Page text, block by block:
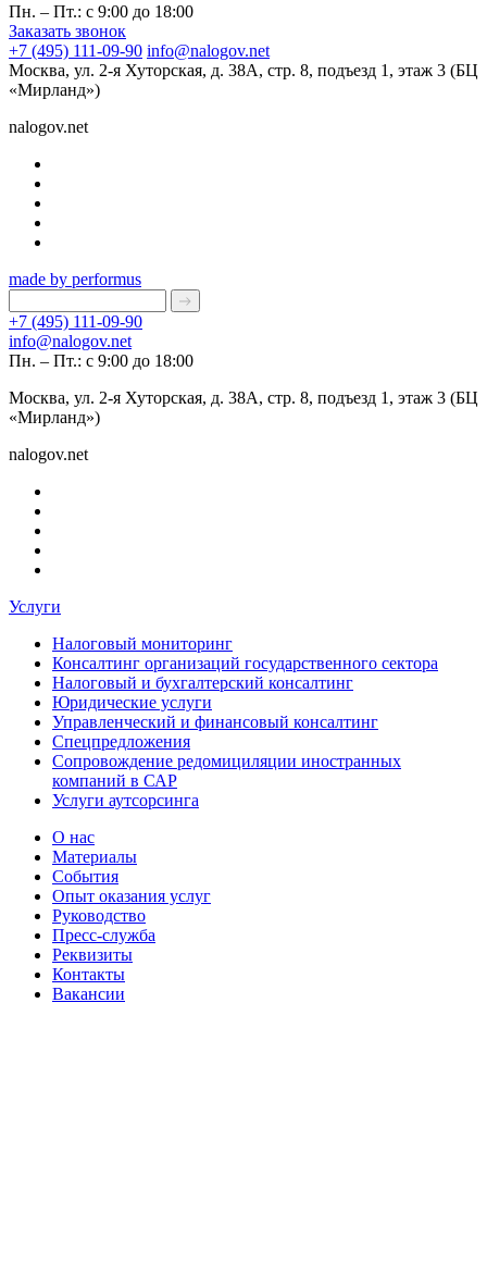
Пн. – Пт.: с 9:00 до 18:00
Заказать звонок
+7 (495) 111-09-90 info@nalogov.net
Москва, ул. 2-я Хуторская, д. 38А, стр. 8, подъезд 1, этаж 3 (БЦ
«Мирланд»)
nalogov.net
made by performus
+7 (495) 111-09-90
info@nalogov.net
Пн. – Пт.: с 9:00 до 18:00
Москва, ул. 2-я Хуторская, д. 38А, стр. 8, подъезд 1, этаж 3 (БЦ
«Мирланд»)
nalogov.net
Услуги
Налоговый мониторинг
Консалтинг организаций государственного сектора
Налоговый и бухгалтерский консалтинг
Юридические услуги
Управленческий и финансовый консалтинг
Спецпредложения
Сопровождение редомициляции иностранных
компаний в САР
Услуги аутсорсинга
О нас
Материалы
События
Опыт оказания услуг
Руководство
Пресс-служба
Реквизиты
Контакты
Вакансии